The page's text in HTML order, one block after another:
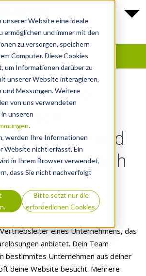
unserer Website eine ideale
ermöglichen und immer mit den
zu versorgen, speichern
Computer. Diese Cookies
um Informationen darüber zu
unserer Website interagieren,
und Messungen. Weitere
von uns verwendeten
unseren
.
werden Ihre Informationen
Website nicht erfasst. Ein
in Ihrem Browser verwendet,
dass Sie nicht nachverfolgt
Bitte setzt nur die
erforderlichen Cookies.
Zukunft der
– und
sie möglich
2025-03-12
,HUBSPOT,AGENTUR,MEDIA,LEAD
eines Unternehmens, das
anbietet. Dein Team
bestimmtes Unternehmen aus deiner
deine Website besucht. Mehrere